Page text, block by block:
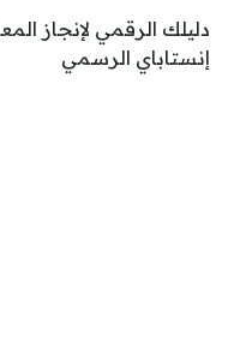
دليلك الرقمي لإنجاز
إنستاباي الرسمي